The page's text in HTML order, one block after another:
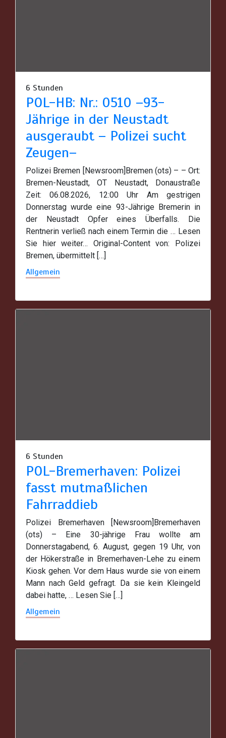
6 Stunden
POL-HB: Nr.: 0510 –93-
Jährige in der Neustadt
ausgeraubt – Polizei sucht
Zeugen–
Polizei Bremen [Newsroom]Bremen (ots) – – Ort:
Bremen-Neustadt, OT Neustadt, Donaustraße
Zeit: 06.08.2026, 12:00 Uhr Am gestrigen
Donnerstag wurde eine 93-Jährige Bremerin in
der Neustadt Opfer eines Überfalls. Die
Rentnerin verließ nach einem Termin die … Lesen
Sie hier weiter… Original-Content von: Polizei
Bremen, übermittelt […]
Allgemein
6 Stunden
POL-Bremerhaven: Polizei
fasst mutmaßlichen
Fahrraddieb
Polizei Bremerhaven [Newsroom]Bremerhaven
(ots) – Eine 30-jährige Frau wollte am
Donnerstagabend, 6. August, gegen 19 Uhr, von
der Hökerstraße in Bremerhaven-Lehe zu einem
Kiosk gehen. Vor dem Haus wurde sie von einem
Mann nach Geld gefragt. Da sie kein Kleingeld
dabei hatte, … Lesen Sie […]
Allgemein